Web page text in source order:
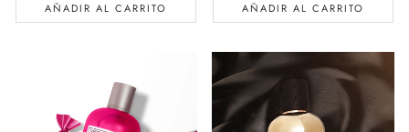
AÑADIR AL CARRITO AÑADIR AL CARRITO